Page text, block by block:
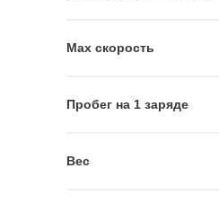
Мах скорость
Пробег на 1 заряде
Вес